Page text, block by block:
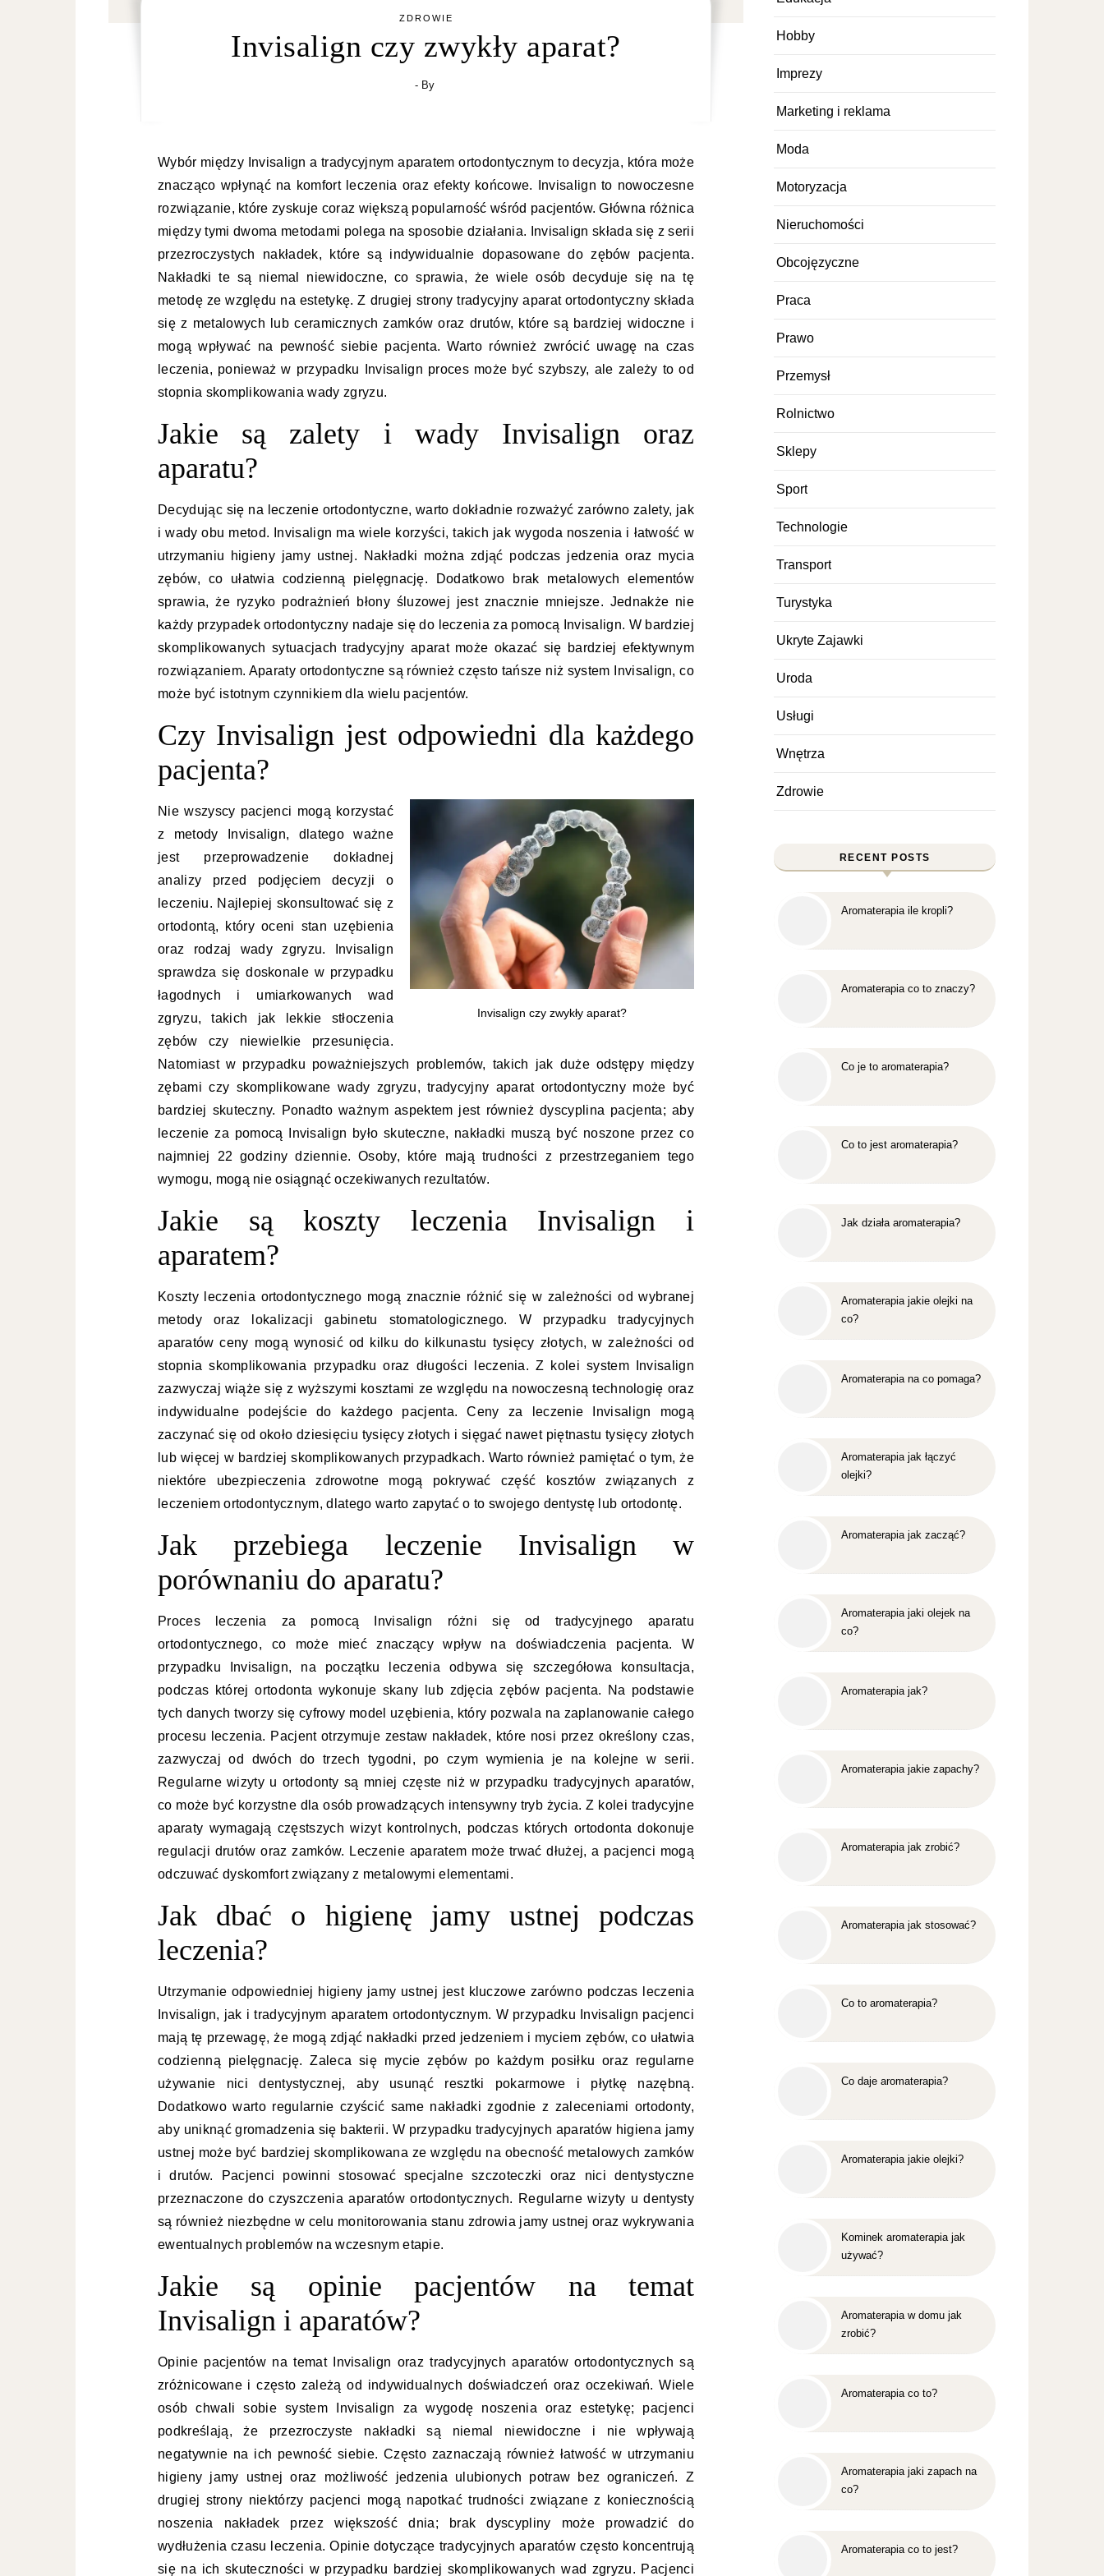
ZDROWIE
Invisalign czy zwykły aparat?
- By
Wybór między Invisalign a tradycyjnym aparatem ortodontycznym to decyzja, która może
znacząco wpłynąć na komfort leczenia oraz efekty końcowe. Invisalign to nowoczesne
rozwiązanie, które zyskuje coraz większą popularność wśród pacjentów. Główna różnica
między tymi dwoma metodami polega na sposobie działania. Invisalign składa się z serii
przezroczystych nakładek, które są indywidualnie dopasowane do zębów pacjenta.
Nakładki te są niemal niewidoczne, co sprawia, że wiele osób decyduje się na tę
metodę ze względu na estetykę. Z drugiej strony tradycyjny aparat ortodontyczny składa
się z metalowych lub ceramicznych zamków oraz drutów, które są bardziej widoczne i
mogą wpływać na pewność siebie pacjenta. Warto również zwrócić uwagę na czas
leczenia, ponieważ w przypadku Invisalign proces może być szybszy, ale zależy to od
stopnia skomplikowania wady zgryzu.
Jakie są zalety i wady Invisalign oraz
aparatu?
Decydując się na leczenie ortodontyczne, warto dokładnie rozważyć zarówno zalety, jak
i wady obu metod. Invisalign ma wiele korzyści, takich jak wygoda noszenia i łatwość w
utrzymaniu higieny jamy ustnej. Nakładki można zdjąć podczas jedzenia oraz mycia
zębów, co ułatwia codzienną pielęgnację. Dodatkowo brak metalowych elementów
sprawia, że ryzyko podrażnień błony śluzowej jest znacznie mniejsze. Jednakże nie
każdy przypadek ortodontyczny nadaje się do leczenia za pomocą Invisalign. W bardziej
skomplikowanych sytuacjach tradycyjny aparat może okazać się bardziej efektywnym
rozwiązaniem. Aparaty ortodontyczne są również często tańsze niż system Invisalign, co
może być istotnym czynnikiem dla wielu pacjentów.
Czy Invisalign jest odpowiedni dla każdego
pacjenta?
Invisalign czy zwykły aparat?
Nie wszyscy pacjenci mogą korzystać
z metody Invisalign, dlatego ważne
jest przeprowadzenie dokładnej
analizy przed podjęciem decyzji o
leczeniu. Najlepiej skonsultować się z
ortodontą, który oceni stan uzębienia
oraz rodzaj wady zgryzu. Invisalign
sprawdza się doskonale w przypadku
łagodnych i umiarkowanych wad
zgryzu, takich jak lekkie stłoczenia
zębów czy niewielkie przesunięcia.
Natomiast w przypadku poważniejszych problemów, takich jak duże odstępy między
zębami czy skomplikowane wady zgryzu, tradycyjny aparat ortodontyczny może być
bardziej skuteczny. Ponadto ważnym aspektem jest również dyscyplina pacjenta; aby
leczenie za pomocą Invisalign było skuteczne, nakładki muszą być noszone przez co
najmniej 22 godziny dziennie. Osoby, które mają trudności z przestrzeganiem tego
wymogu, mogą nie osiągnąć oczekiwanych rezultatów.
Jakie są koszty leczenia Invisalign i
aparatem?
Koszty leczenia ortodontycznego mogą znacznie różnić się w zależności od wybranej
metody oraz lokalizacji gabinetu stomatologicznego. W przypadku tradycyjnych
aparatów ceny mogą wynosić od kilku do kilkunastu tysięcy złotych, w zależności od
stopnia skomplikowania przypadku oraz długości leczenia. Z kolei system Invisalign
zazwyczaj wiąże się z wyższymi kosztami ze względu na nowoczesną technologię oraz
indywidualne podejście do każdego pacjenta. Ceny za leczenie Invisalign mogą
zaczynać się od około dziesięciu tysięcy złotych i sięgać nawet piętnastu tysięcy złotych
lub więcej w bardziej skomplikowanych przypadkach. Warto również pamiętać o tym, że
niektóre ubezpieczenia zdrowotne mogą pokrywać część kosztów związanych z
leczeniem ortodontycznym, dlatego warto zapytać o to swojego dentystę lub ortodontę.
Jak przebiega leczenie Invisalign w
porównaniu do aparatu?
Proces leczenia za pomocą Invisalign różni się od tradycyjnego aparatu
ortodontycznego, co może mieć znaczący wpływ na doświadczenia pacjenta. W
przypadku Invisalign, na początku leczenia odbywa się szczegółowa konsultacja,
podczas której ortodonta wykonuje skany lub zdjęcia zębów pacjenta. Na podstawie
tych danych tworzy się cyfrowy model uzębienia, który pozwala na zaplanowanie całego
procesu leczenia. Pacjent otrzymuje zestaw nakładek, które nosi przez określony czas,
zazwyczaj od dwóch do trzech tygodni, po czym wymienia je na kolejne w serii.
Regularne wizyty u ortodonty są mniej częste niż w przypadku tradycyjnych aparatów,
co może być korzystne dla osób prowadzących intensywny tryb życia. Z kolei tradycyjne
aparaty wymagają częstszych wizyt kontrolnych, podczas których ortodonta dokonuje
regulacji drutów oraz zamków. Leczenie aparatem może trwać dłużej, a pacjenci mogą
odczuwać dyskomfort związany z metalowymi elementami.
Jak dbać o higienę jamy ustnej podczas
leczenia?
Utrzymanie odpowiedniej higieny jamy ustnej jest kluczowe zarówno podczas leczenia
Invisalign, jak i tradycyjnym aparatem ortodontycznym. W przypadku Invisalign pacjenci
mają tę przewagę, że mogą zdjąć nakładki przed jedzeniem i myciem zębów, co ułatwia
codzienną pielęgnację. Zaleca się mycie zębów po każdym posiłku oraz regularne
używanie nici dentystycznej, aby usunąć resztki pokarmowe i płytkę nazębną.
Dodatkowo warto regularnie czyścić same nakładki zgodnie z zaleceniami ortodonty,
aby uniknąć gromadzenia się bakterii. W przypadku tradycyjnych aparatów higiena jamy
ustnej może być bardziej skomplikowana ze względu na obecność metalowych zamków
i drutów. Pacjenci powinni stosować specjalne szczoteczki oraz nici dentystyczne
przeznaczone do czyszczenia aparatów ortodontycznych. Regularne wizyty u dentysty
są również niezbędne w celu monitorowania stanu zdrowia jamy ustnej oraz wykrywania
ewentualnych problemów na wczesnym etapie.
Jakie są opinie pacjentów na temat
Invisalign i aparatów?
Opinie pacjentów na temat Invisalign oraz tradycyjnych aparatów ortodontycznych są
zróżnicowane i często zależą od indywidualnych doświadczeń oraz oczekiwań. Wiele
osób chwali sobie system Invisalign za wygodę noszenia oraz estetykę; pacjenci
podkreślają, że przezroczyste nakładki są niemal niewidoczne i nie wpływają
negatywnie na ich pewność siebie. Często zaznaczają również łatwość w utrzymaniu
higieny jamy ustnej oraz możliwość jedzenia ulubionych potraw bez ograniczeń. Z
drugiej strony niektórzy pacjenci mogą napotkać trudności związane z koniecznością
noszenia nakładek przez większość dnia; brak dyscypliny może prowadzić do
wydłużenia czasu leczenia. Opinie dotyczące tradycyjnych aparatów często koncentrują
się na ich skuteczności w przypadku bardziej skomplikowanych wad zgryzu. Pacjenci
Hobby
Imprezy
Marketing i reklama
Moda
Motoryzacja
Nieruchomości
Obcojęzyczne
Praca
Prawo
Przemysł
Rolnictwo
Sklepy
Sport
Technologie
Transport
Turystyka
Ukryte Zajawki
Uroda
Usługi
Wnętrza
Zdrowie
RECENT POSTS
Aromaterapia ile kropli?
Aromaterapia co to znaczy?
Co je to aromaterapia?
Co to jest aromaterapia?
Jak działa aromaterapia?
Aromaterapia jakie olejki na
co?
Aromaterapia na co pomaga?
Aromaterapia jak łączyć
olejki?
Aromaterapia jak zacząć?
Aromaterapia jaki olejek na
co?
Aromaterapia jak?
Aromaterapia jakie zapachy?
Aromaterapia jak zrobić?
Aromaterapia jak stosować?
Co to aromaterapia?
Co daje aromaterapia?
Aromaterapia jakie olejki?
Kominek aromaterapia jak
używać?
Aromaterapia w domu jak
zrobić?
Aromaterapia co to?
Aromaterapia jaki zapach na
co?
Aromaterapia co to jest?